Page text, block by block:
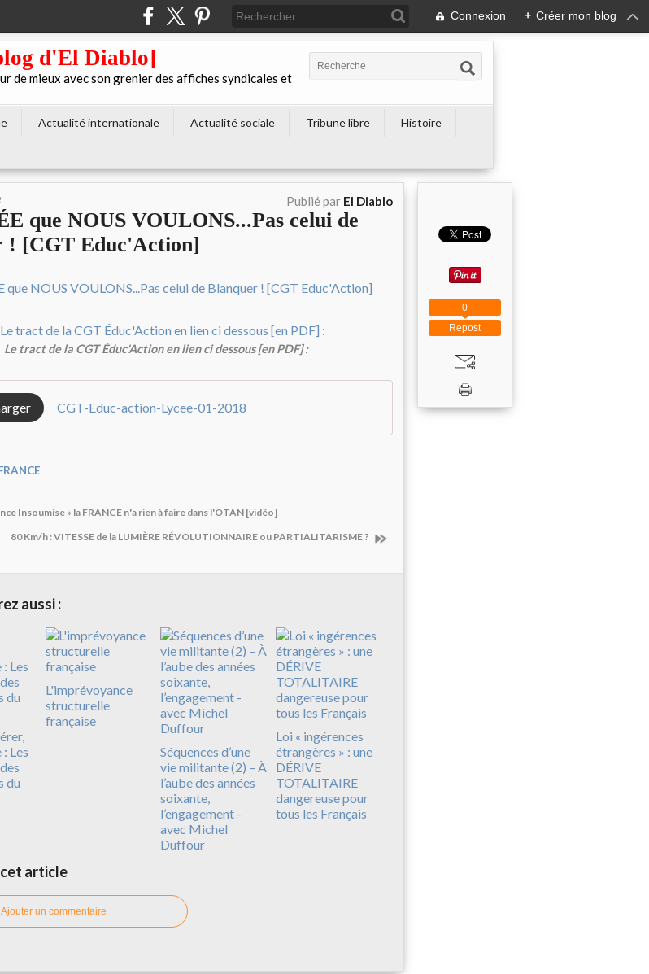
Connexion + Créer mon blog
d'El Diablo]
de mieux avec son grenier des affiches syndicales et
Actualité internationale Actualité sociale Tribune libre
Histoire
Publié par El Diablo
que NOUS VOULONS...Pas celui de
! [CGT Educ'Action]
Le tract de la CGT Éduc'Action en lien ci dessous [en PDF] :
CGT-Educ-action-Lycee-01-2018
Insoumise » la FRANCE n'a rien à faire dans l'OTAN [vidéo]
80 Km/h : VITESSE de la LUMIÈRE RÉVOLUTIONNAIRE ou PARTIALITARISME ?
aussi :
Les
du
L'imprévoyance
structurelle
française
Séquences d’une
vie militante (2) – À
l’aube des années
soixante,
l’engagement -
avec Michel
Duffour
Loi « ingérences
étrangères » : une
DÉRIVE
TOTALITAIRE
dangereuse pour
tous les Français
article
Ajouter un commentaire
Repost
0